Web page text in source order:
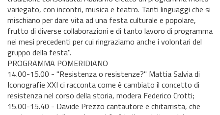
variegato, con incontri, musica e teatro. Tanti linguaggi che si
mischiano per dare vita ad una festa culturale e popolare,
frutto di diverse collaborazioni e di tanto lavoro di programma
nei mesi precedenti per cui ringraziamo anche i volontari del
gruppo della festa".
PROGRAMMA POMERIDIANO
14.00-15.00 - "Resistenza o resistenze?" Mattia Salvia di
Iconografie XXI ci racconta come è cambiato il concetto di
resistenza nel corso della storia, modera Federico Crotti;
15.00-15.40 - Davide Prezzo cantautore e chitarrista, che